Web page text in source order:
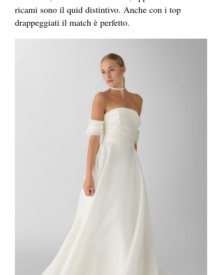
ricami sono il quid distintivo. Anche con i top
drappeggiati il match è perfetto.